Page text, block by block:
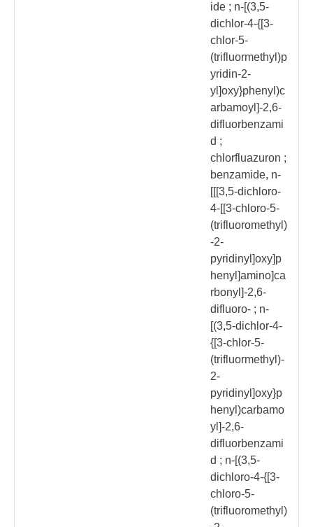
ide ; n-[(3,5-
dichlor-4-{[3-
chlor-5-
(trifluormethyl)p
yridin-2-
yl]oxy}phenyl)c
arbamoyl]-2,6-
difluorbenzami
d ;
chlorfluazuron ;
benzamide, n-
[[[3,5-dichloro-
4-[[3-chloro-5-
(trifluoromethyl)
-2-
pyridinyl]oxy]p
henyl]amino]ca
rbonyl]-2,6-
difluoro- ; n-
[(3,5-dichlor-4-
{[3-chlor-5-
(trifluormethyl)-
2-
pyridinyl]oxy}p
henyl)carbamo
yl]-2,6-
difluorbenzami
d ; n-[(3,5-
dichloro-4-{[3-
chloro-5-
(trifluoromethyl)